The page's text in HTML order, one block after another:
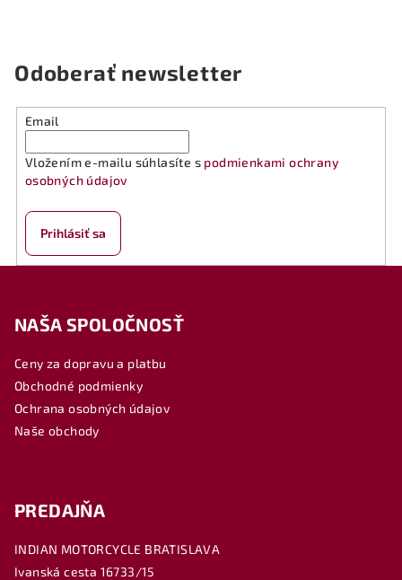
Odoberať newsletter
Email
Vložením e-mailu súhlasíte s podmienkami ochrany
osobných údajov
Prihlásiť sa
NAŠA SPOLOČNOSŤ
Ceny za dopravu a platbu
Obchodné podmienky
Ochrana osobných údajov
Naše obchody
PREDAJŇA
INDIAN MOTORCYCLE BRATISLAVA
Ivanská cesta 16733/15